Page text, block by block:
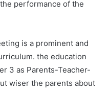
performance of the
is a prominent and
the education
3 as Parents-Teacher-
wiser the parents about